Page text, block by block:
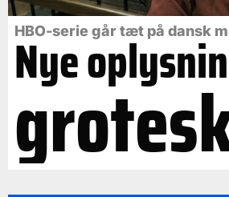
HBO-serie går tæt på dansk
Nye